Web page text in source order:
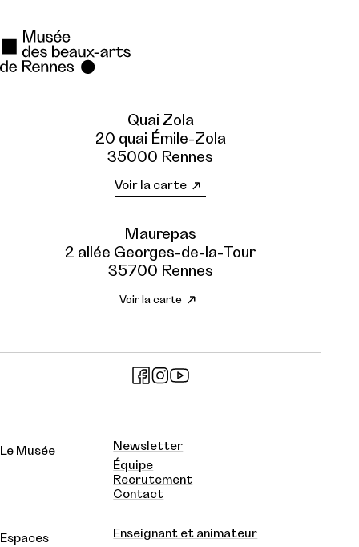
Quai Zola
20 quai Émile-Zola
35000 Rennes
Voir la carte
Maurepas
2 allée Georges-de-la-Tour
35700 Rennes
Voir la carte
Le Musée
Newsletter
Équipe
Recrutement
Contact
Espaces Enseignant et animateur